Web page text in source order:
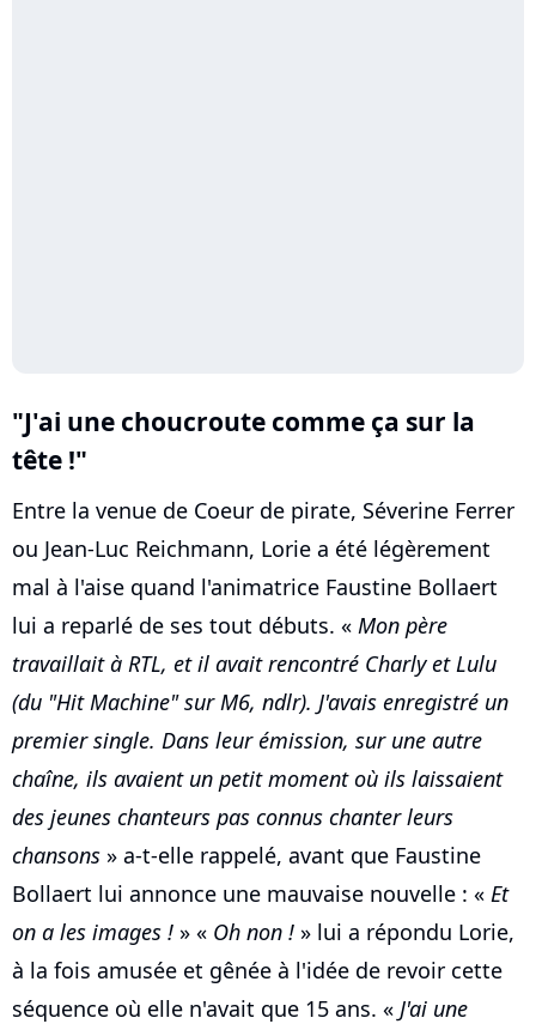
"J'ai une choucroute comme ça sur la
tête !"
Entre la venue de Coeur de pirate, Séverine Ferrer
ou Jean-Luc Reichmann, Lorie a été légèrement
mal à l'aise quand l'animatrice Faustine Bollaert
lui a reparlé de ses tout débuts. « Mon père
travaillait à RTL, et il avait rencontré Charly et Lulu
(du "Hit Machine" sur M6, ndlr). J'avais enregistré un
premier single. Dans leur émission, sur une autre
chaîne, ils avaient un petit moment où ils laissaient
des jeunes chanteurs pas connus chanter leurs
chansons » a-t-elle rappelé, avant que Faustine
Bollaert lui annonce une mauvaise nouvelle : « Et
on a les images ! » « Oh non ! » lui a répondu Lorie,
à la fois amusée et gênée à l'idée de revoir cette
séquence où elle n'avait que 15 ans. « J'ai une